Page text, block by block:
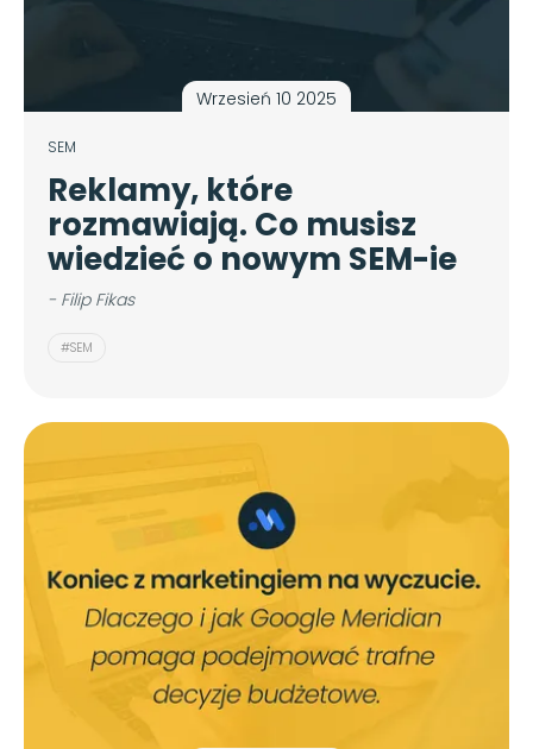
Wrzesień 10 2025
SEM
Reklamy, które
rozmawiają. Co musisz
wiedzieć o nowym SEM-ie
- Filip Fikas
#SEM